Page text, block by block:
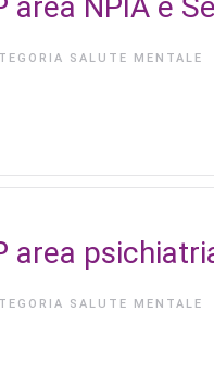
SALUTE MENTALE
area
SALUTE MENTALE